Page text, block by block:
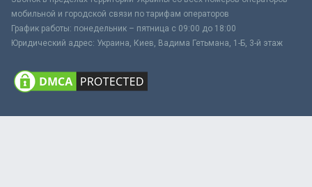
мобильной и городской связи по тарифам операторов
График работы: понедельник – пятница с 09:00 до 18:00
Юридический адрес: Украина, Киев, Вадима Гетьмана, 1-Б, 3-й этаж